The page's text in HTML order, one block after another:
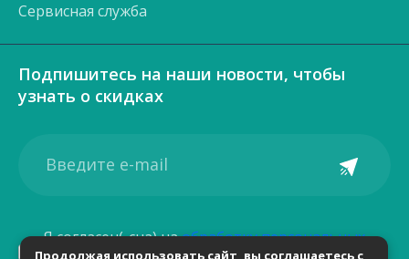
Продолжая использовать сайт, вы соглашаетесь с
Сервисная служба
Подпишитесь на наши новости, чтобы
узнать о скидках
Я согласен(-сна) наобработку персональных